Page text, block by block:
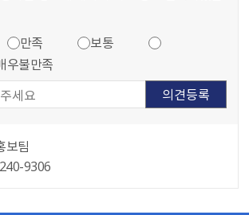
만족
보통
우불만족
보팀
9306